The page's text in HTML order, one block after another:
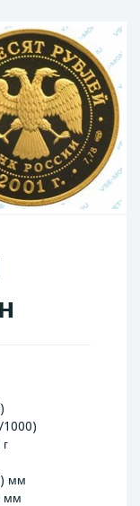
1000)
мм
мм